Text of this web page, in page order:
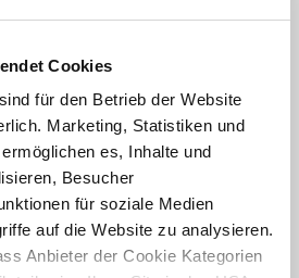
Cookies
für den Betrieb der Website
Marketing, Statistiken und
es, Inhalte und
Besucher
für soziale Medien
auf die Website zu analysieren.
Anbieter der Cookie Kategorien
Contest: Das sind
Divé
Lösungen für
Wohnen? Der erste
machte sich auf den Weg